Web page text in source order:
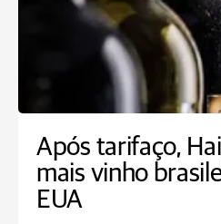
Após tarifaço,
mais vinho
EUA